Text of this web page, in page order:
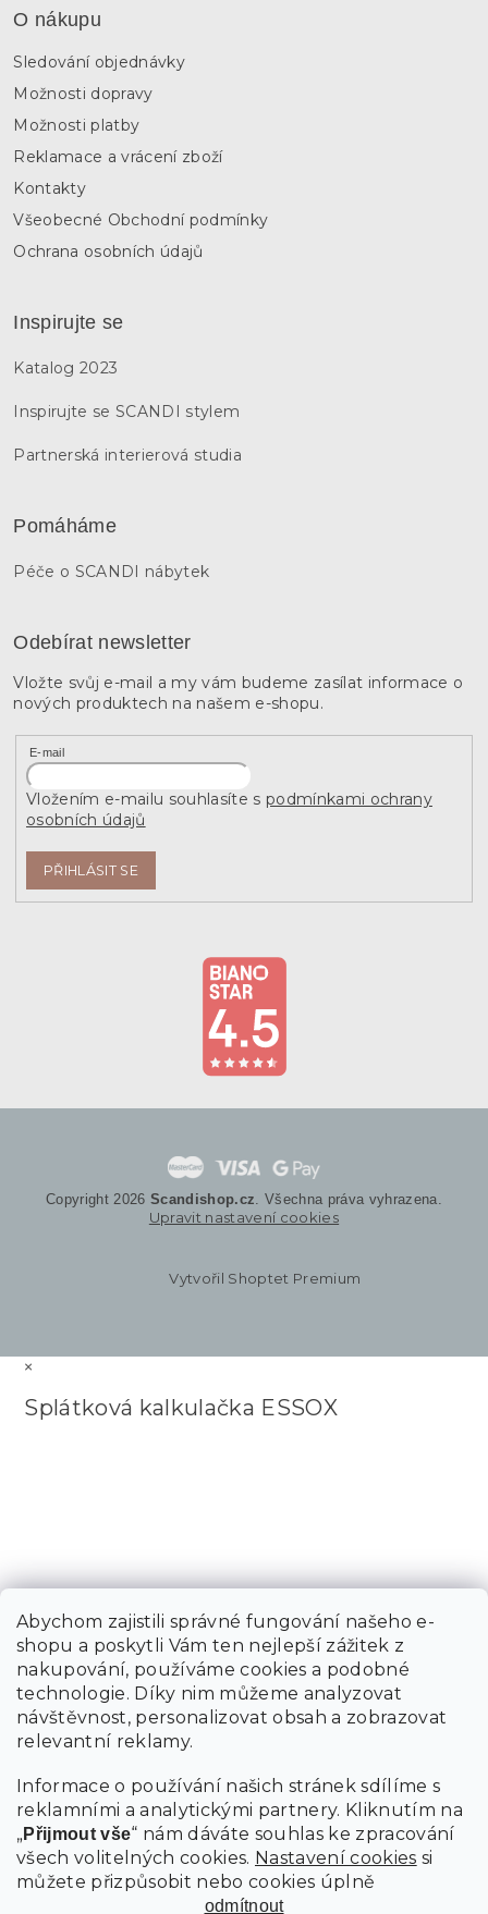
Abychom zajistili správné fungování našeho e-
shopu a poskytli Vám ten nejlepší zážitek z
nakupování, používáme cookies a podobné
technologie. Díky nim můžeme analyzovat
návštěvnost, personalizovat obsah a zobrazovat
relevantní reklamy.
Informace o používání našich stránek sdílíme s
reklamními a analytickými partnery. Kliknutím na
„Přijmout vše“ nám dáváte souhlas ke zpracování
všech volitelných cookies. Nastavení cookies si
můžete přizpůsobit nebo cookies úplně
odmítnout
O nákupu
Sledování objednávky
Možnosti dopravy
Možnosti platby
Reklamace a vrácení zboží
Kontakty
Všeobecné Obchodní podmínky
Ochrana osobních údajů
Inspirujte se
Katalog 2023
Inspirujte se SCANDI stylem
Partnerská interierová studia
Pomáháme
Péče o SCANDI nábytek
Odebírat newsletter
Vložte svůj e-mail a my vám budeme zasílat informace o
nových produktech na našem e-shopu.
E-mail
Vložením e-mailu souhlasíte s podmínkami ochrany
osobních údajů
PŘIHLÁSIT SE
Vytvořil Shoptet Premium
Copyright 2026 Scandishop.cz . Všechna práva vyhrazena.
Upravit nastavení cookies
×
Splátková kalkulačka ESSOX